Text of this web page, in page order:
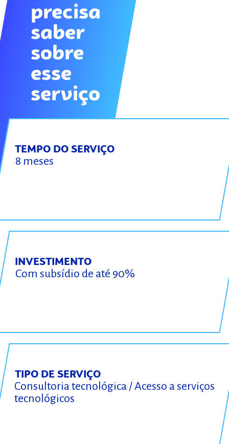
precisa
saber
sobre
esse
serviço
TEMPO DO SERVIÇO
8 meses
INVESTIMENTO
Com subsídio de até 90%
TIPO DE SERVIÇO
Consultoria tecnológica / Acesso a serviços
tecnológicos